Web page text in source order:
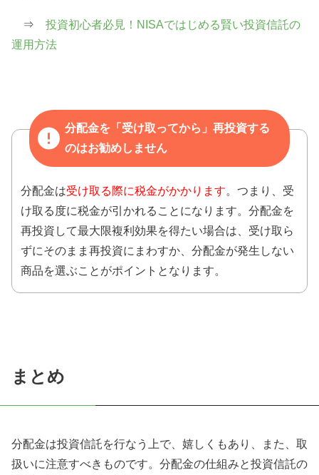
⇒ 投資初心者必見！ NISAではじめる賢い投資信託の
運用方法
分配金を「受け取ってから」再投資する
のはお勧めしません
分配金は受け取る際に税金がかかります。つまり、受
け取る度に税金が引かれることになります。分配金を
再投資して最大限複利効果を得たい場合は、受け取ら
ずにそのまま再投資にまわすか、分配金が発生しない
商品を選ぶことがポイントとなります。
まとめ
分配金は投資信託を行なう上で、嬉しくもあり、また、取
扱いに注意すべきものです。分配金の仕組みと投資信託の